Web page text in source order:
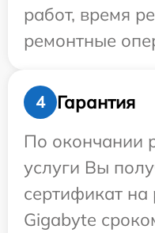
работ, время
ремонтные
4
Гарантия
По окончании
услуги Вы
сертификат на
Gigabyte